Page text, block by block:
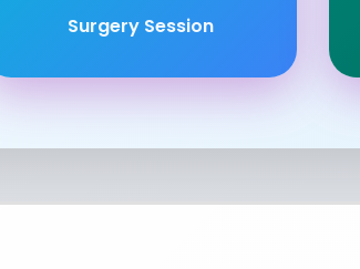
Surgery Session